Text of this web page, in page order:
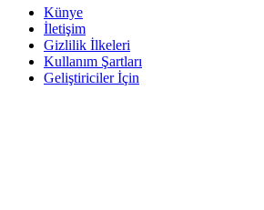
Künye
İletişim
Gizlilik İlkeleri
Kullanım Şartları
Geliştiriciler İçin